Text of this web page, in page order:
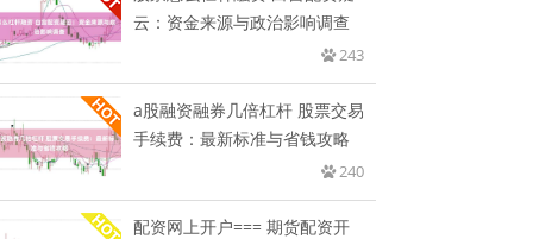
云：资金来源与政治影响调查
243
a股融资融券几倍杠杆 股票交易
手续费：最新标准与省钱攻略
240
配资网上开户=== 期货配资开